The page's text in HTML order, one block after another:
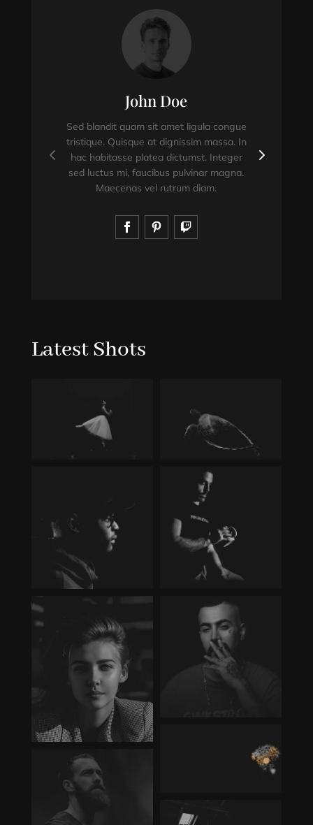
John Doe
Sed blandit quam sit amet ligula congue
tristique. Quisque at dignissim massa. In
hac habitasse platea dictumst. Integer
sed luctus mi, faucibus pulvinar magna.
Maecenas vel rutrum diam.
Latest Shots